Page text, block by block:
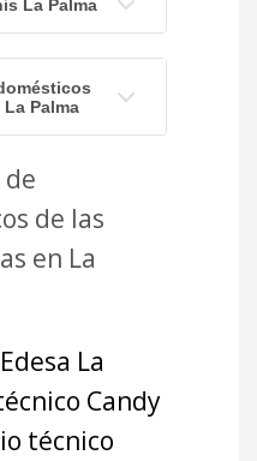
La Palma
Palma
de las
en La
La
Candy
técnico